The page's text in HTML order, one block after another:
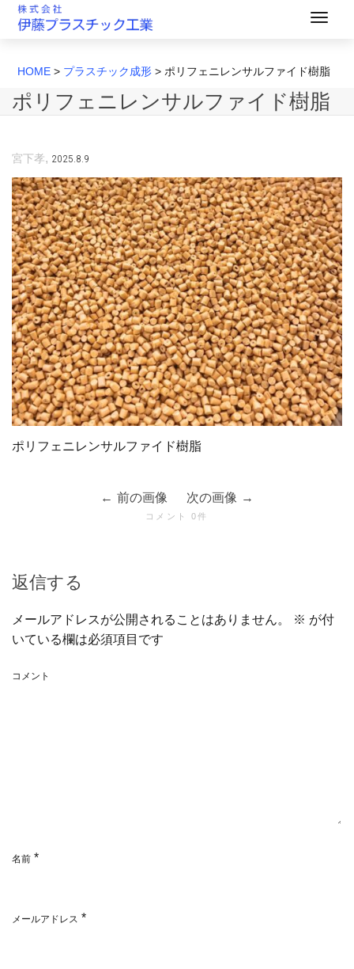
HOME > プラスチック成形 > ポリフェニレンサルファイド樹脂
ポリフェニレンサルファイド樹脂
宮下孝, 2025.8.9
ポリフェニレンサルファイド樹脂
前の画像 次の画像
コメント 0件
返信する
メールアドレスが公開されることはありません。 ※ が付
いている欄は必須項目です
コメント
名前 *
メールアドレス *